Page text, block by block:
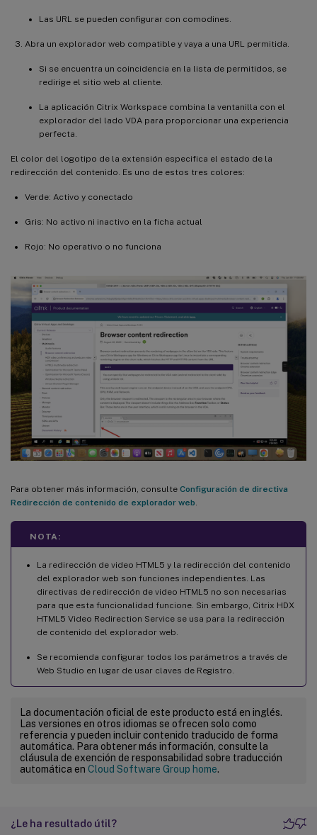
Las URL se pueden configurar con comodines.
Abra un explorador web compatible y vaya a una URL permitida.
Si se encuentra un coincidencia en la lista de permitidos, se
redirige el sitio web al cliente.
La aplicación Citrix Workspace combina la ventanilla con el
explorador del lado VDA para proporcionar una experiencia
perfecta.
El color del logotipo de la extensión especifica el estado de la
redirección del contenido. Es uno de estos tres colores:
Verde: Activo y conectado
Gris: No activo ni inactivo en la ficha actual
Rojo: No operativo o no funciona
Para obtener más información, consulte Configuración de directiva
Redirección de contenido de explorador web.
NOTA:
La redirección de video HTML5 y la redirección del contenido
del explorador web son funciones independientes. Las
directivas de redirección de video HTML5 no son necesarias
para que esta funcionalidad funcione. Sin embargo, Citrix HDX
HTML5 Video Redirection Service se usa para la redirección
de contenido del explorador web.
Se recomienda configurar todos los parámetros a través de
Web Studio en lugar de usar claves de Registro.
La documentación oficial de este producto está en inglés.
Las versiones en otros idiomas se ofrecen solo como
referencia y pueden incluir contenido traducido de forma
automática. Para obtener más información, consulte la
cláusula de exención de responsabilidad sobre traducción
automática en Cloud Software Group home.
¿Le ha resultado útil?